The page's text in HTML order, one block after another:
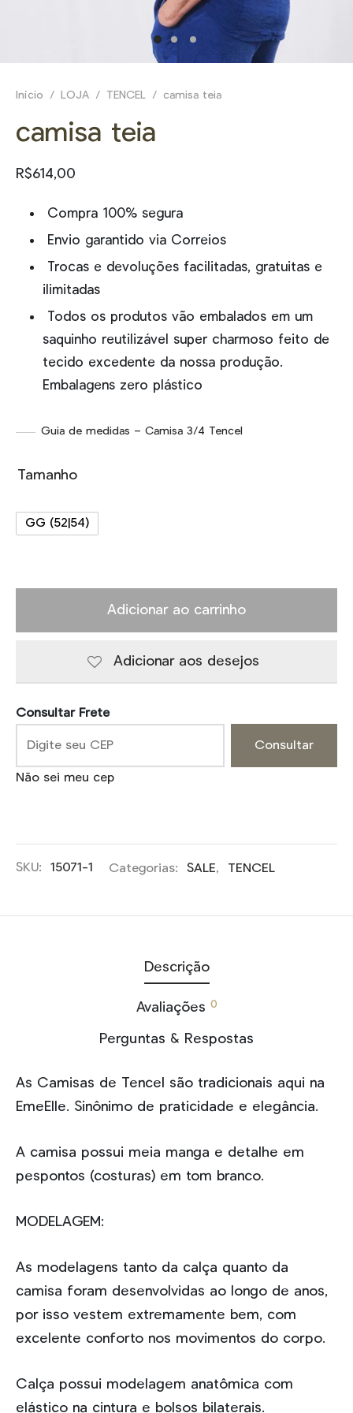
Início / LOJA / TENCEL / camisa teia
camisa teia
R$614,00
Compra 100% segura
Envio garantido via Correios
Trocas e devoluções facilitadas, gratuitas e
ilimitadas
Todos os produtos vão embalados em um
saquinho reutilizável super charmoso feito de
tecido excedente da nossa produção.
Embalagens zero plástico
Guia de medidas – Camisa 3/4 Tencel
Tamanho
GG (52|54)
Adicionar ao carrinho
Adicionar aos desejos
Consultar Frete
Consultar
Não sei meu cep
SKU: 15071-1 Categorias: SALE, TENCEL
Descrição
Avaliações 0
Perguntas & Respostas
As Camisas de Tencel são tradicionais aqui na
EmeElle. Sinônimo de praticidade e elegância.
A camisa possui meia manga e detalhe em
pespontos (costuras) em tom branco.
MODELAGEM:
As modelagens tanto da calça quanto da
camisa foram desenvolvidas ao longo de anos,
por isso vestem extremamente bem, com
excelente conforto nos movimentos do corpo.
Calça possui modelagem anatômica com
elástico na cintura e bolsos bilaterais.